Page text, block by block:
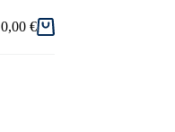
Carro
0,00 €